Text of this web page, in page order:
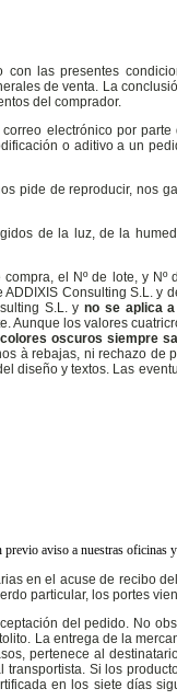
las presentes
de venta. La
del comprador.
electrónico por
o aditivo a un
pide de reproducir, nos
de la luz, de la
el Nº de lote, y Nº
Consulting S.L. y
S.L. yno se aplica
Aunque los valores
oscuros siempre
à rebajas, ni rechazo de
diseño y textos. Las
aviso a nuestras oficinas
en el acuse de recibo
particular, los portes
del pedido. No
La entrega de la
pertenece al
Si los
en los siete días